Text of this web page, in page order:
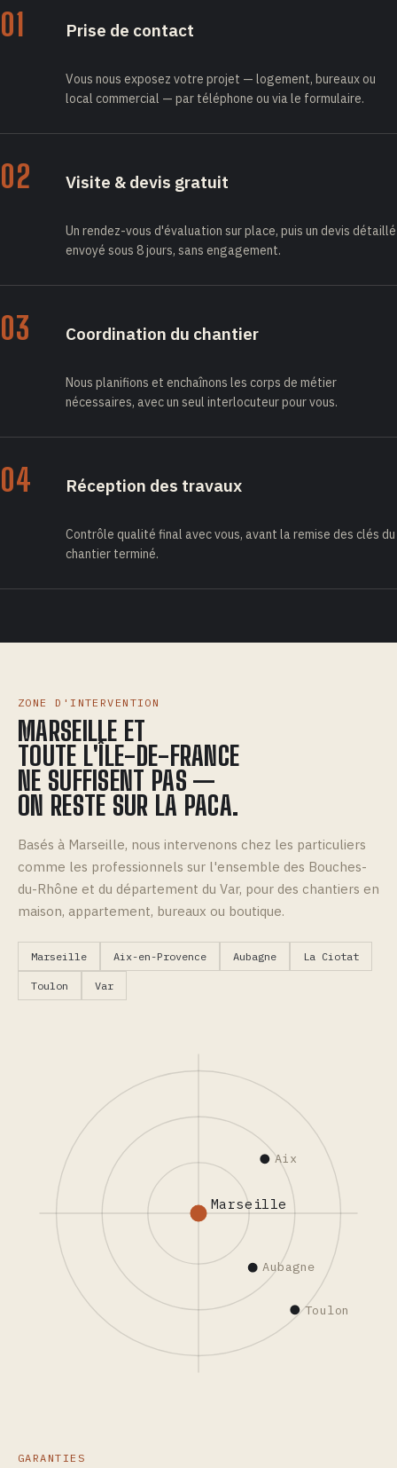
01 Prise de contact
Vous nous exposez votre projet — logement, bureaux ou
local commercial — par téléphone ou via le formulaire.
02 Visite & devis gratuit
Un rendez-vous d'évaluation sur place, puis un devis détaillé
envoyé sous 8 jours, sans engagement.
03 Coordination du chantier
Nous planifions et enchaînons les corps de métier
nécessaires, avec un seul interlocuteur pour vous.
04 Réception des travaux
Contrôle qualité final avec vous, avant la remise des clés du
chantier terminé.
ZONE D'INTERVENTION
MARSEILLE ET
TOUTE L'ÎLE-DE-FRANCE
NE SUFFISENT PAS —
ON RESTE SUR LA PACA.
Basés à Marseille, nous intervenons chez les particuliers
comme les professionnels sur l'ensemble des Bouches-
du-Rhône et du département du Var, pour des chantiers en
maison, appartement, bureaux ou boutique.
Marseille Aix-en-Provence Aubagne La Ciotat
Toulon Var
Marseille
Aix
Aubagne
Toulon
GARANTIES